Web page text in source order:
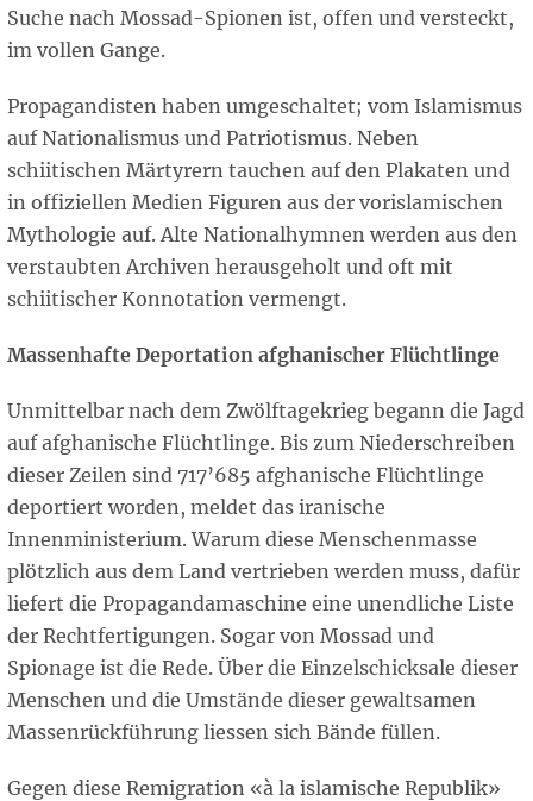
Suche nach Mossad-Spionen ist, offen und versteckt,
im vollen Gange.
Propagandisten haben umgeschaltet; vom Islamismus
auf Nationalismus und Patriotismus. Neben
schiitischen Märtyrern tauchen auf den Plakaten und
in offiziellen Medien Figuren aus der vorislamischen
Mythologie auf. Alte Nationalhymnen werden aus den
verstaubten Archiven herausgeholt und oft mit
schiitischer Konnotation vermengt.
Massenhafte Deportation afghanischer Flüchtlinge
Unmittelbar nach dem Zwölftagekrieg begann die Jagd
auf afghanische Flüchtlinge. Bis zum Niederschreiben
dieser Zeilen sind 717’685 afghanische Flüchtlinge
deportiert worden, meldet das iranische
Innenministerium. Warum diese Menschenmasse
plötzlich aus dem Land vertrieben werden muss, dafür
liefert die Propagandamaschine eine unendliche Liste
der Rechtfertigungen. Sogar von Mossad und
Spionage ist die Rede. Über die Einzelschicksale dieser
Menschen und die Umstände dieser gewaltsamen
Massenrückführung liessen sich Bände füllen.
Gegen diese Remigration «à la islamische Republik»